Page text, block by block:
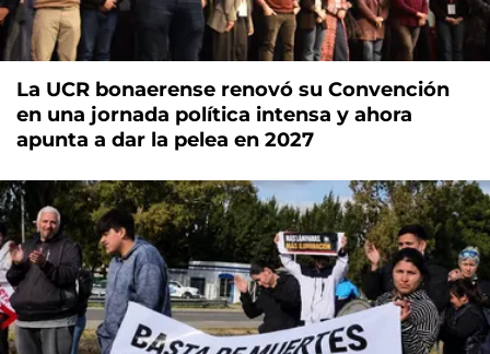
La UCR bonaerense renovó su Convención
en una jornada política intensa y ahora
apunta a dar la pelea en 2027